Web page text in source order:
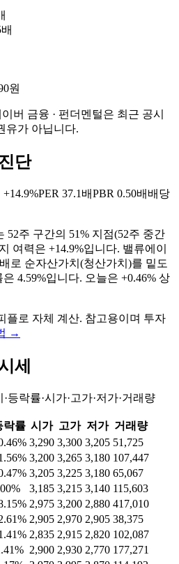
원
버 금융 · 펀더멘털은 최근 공시
유가 아닙니다.
단
+14.9%PER 37.1배PBR 0.50배 배당
52주 구간의 51% 지점(52주 중간
여력은 +14.9%입니다. 밸류에이
로 순자산가치(청산가치)를 밑도
4.59%입니다. 오늘은 +0.46% 상
플로 자체 계산. 참고용이며 투자
→
세
등락률·시가·고가·저가·거래량
락률 시가 고가 저가 거래량
3,290 3,300 3,205 51,725
3,200 3,265 3,180 107,447
3,205 3,225 3,180 65,067
3,185 3,215 3,140 115,603
2,975 3,200 2,880 417,010
2,905 2,970 2,905 38,375
2,835 2,915 2,820 102,087
2,900 2,930 2,770 177,271